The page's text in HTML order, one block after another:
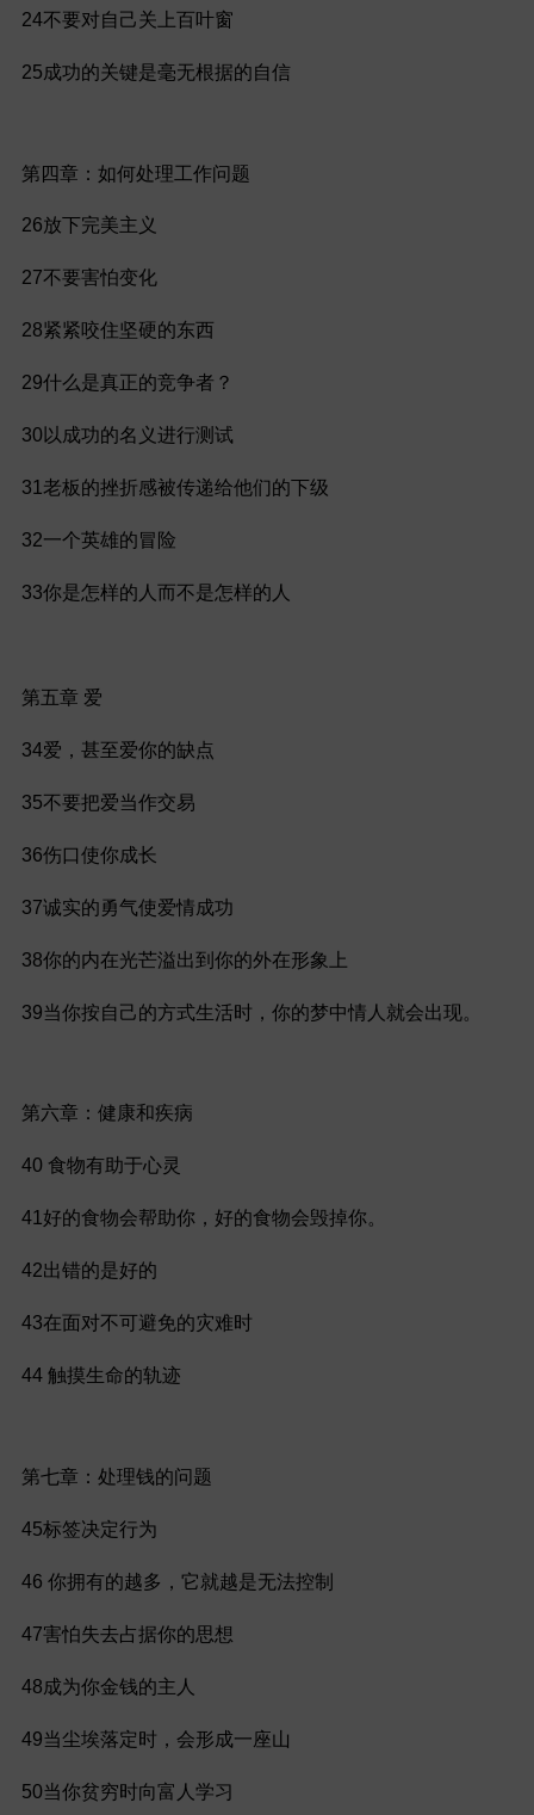
24不要对自己关上百叶窗
25成功的关键是毫无根据的自信
第四章：如何处理工作问题
26放下完美主义
27不要害怕变化
28紧紧咬住坚硬的东西
29什么是真正的竞争者？
30以成功的名义进行测试
31老板的挫折感被传递给他们的下级
32一个英雄的冒险
33你是怎样的人而不是怎样的人
第五章 爱
34爱，甚至爱你的缺点
35不要把爱当作交易
36伤口使你成长
37诚实的勇气使爱情成功
38你的内在光芒溢出到你的外在形象上
39当你按自己的方式生活时，你的梦中情人就会出现。
第六章：健康和疾病
40 食物有助于心灵
41好的食物会帮助你，好的食物会毁掉你。
42出错的是好的
43在面对不可避免的灾难时
44 触摸生命的轨迹
第七章：处理钱的问题
45标签决定行为
46 你拥有的越多，它就越是无法控制
47害怕失去占据你的思想
48成为你金钱的主人
49当尘埃落定时，会形成一座山
50当你贫穷时向富人学习